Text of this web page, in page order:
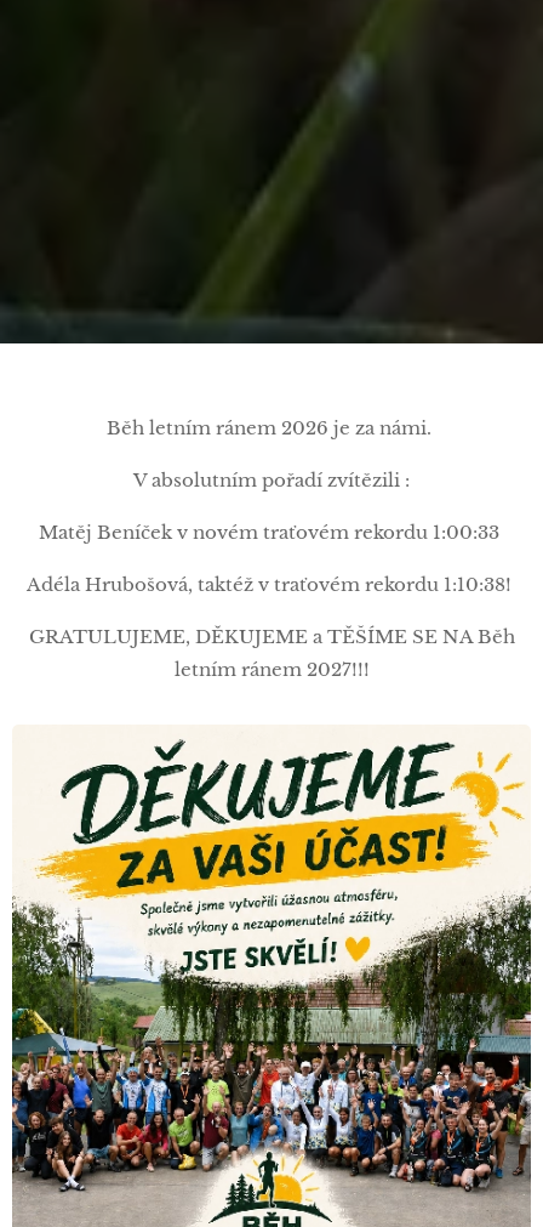
Běh letním ránem 2026 je za námi.
V absolutním pořadí zvítězili :
Matěj Beníček v novém traťovém rekordu 1:00:33
Adéla Hrubošová, taktéž v traťovém rekordu 1:10:38!
GRATULUJEME, DĚKUJEME a TĚŠÍME SE NA Běh
letním ránem 2027!!!